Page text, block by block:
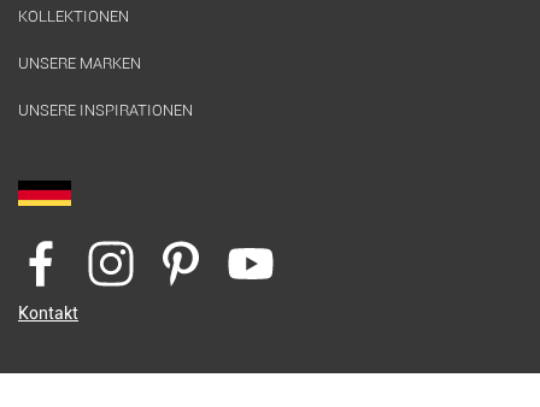
KOLLEKTIONEN
UNSERE MARKEN
UNSERE INSPIRATIONEN
Kontakt